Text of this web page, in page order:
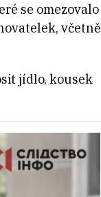
se omezovalo
včetně
jídlo, kousek